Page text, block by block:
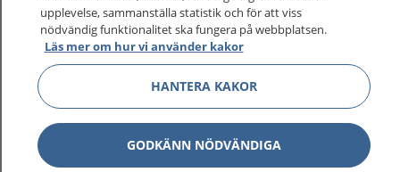
1177 tryggt om din hälsa och vård
På 1177.se får du råd om hälsa och information om
sjukdomar och vilka mottagningar du kan kontakta.
upplevelse, sammanställa statistik och för att viss
nödvändig funktionalitet ska fungera på webbplatsen.
Läs mer om hur vi använder kakor
HANTERA KAKOR
GODKÄNN NÖDVÄNDIGA